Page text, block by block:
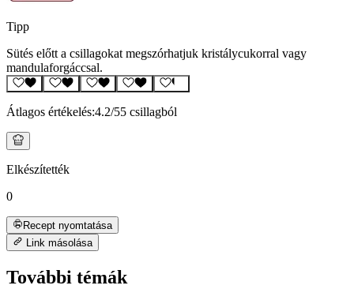
Tipp
Sütés előtt a csillagokat megszórhatjuk kristálycukorral vagy
mandulaforgáccsal.
Átlagos értékelés:4.2/55 csillagból
Elkészítették
0
Recept nyomtatása
Link másolása
További témák